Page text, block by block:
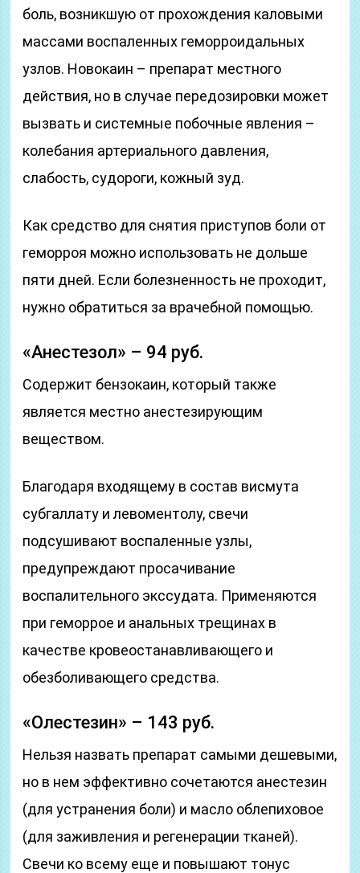
боль, возникшую от прохождения каловыми
массами воспаленных геморроидальных
узлов. Новокаин – препарат местного
действия, но в случае передозировки может
вызвать и системные побочные явления –
колебания артериального давления,
слабость, судороги, кожный зуд.
Как средство для снятия приступов боли от
геморроя можно использовать не дольше
пяти дней. Если болезненность не проходит,
нужно обратиться за врачебной помощью.
«Анестезол» – 94 руб.
Содержит бензокаин, который также
является местно анестезирующим
веществом.
Благодаря входящему в состав висмута
субгаллату и левоментолу, свечи
подсушивают воспаленные узлы,
предупреждают просачивание
воспалительного экссудата. Применяются
при геморрое и анальных трещинах в
качестве кровеостанавливающего и
обезболивающего средства.
«Олестезин» – 143 руб.
Нельзя назвать препарат самыми дешевыми,
но в нем эффективно сочетаются анестезин
(для устранения боли) и масло облепиховое
(для заживления и регенерации тканей).
Свечи ко всему еще и повышают тонус